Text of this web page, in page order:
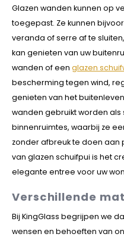
Glazen wanden kunnen op
toegepast. Ze kunnen
veranda of serre af te
kan genieten van uw
wanden of een glazen
bescherming tegen wind,
genieten van het
wanden gebruikt worden
binnenruimtes, waarbij ze
zonder afbreuk te doen aan
van glazen schuifpui is het
elegante entree voor uw
Verschillende
Bij KingGlass begrijpen we
wensen en behoeften van